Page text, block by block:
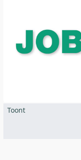
Toont